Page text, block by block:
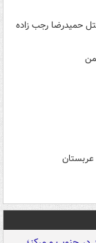
حمیدرضا رجب زاده